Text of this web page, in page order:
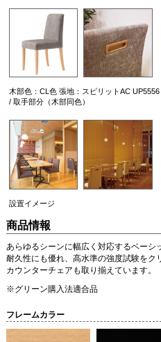
木部色：CL色 張地：スピリットAC UP5556
/ 取手部分（木部同色）
設置イメージ
商品情報
あらゆるシーンに幅広く対応するベーシ
耐久性にも優れ、高水準の強度試験をク
カウンターチェアも取り揃えています。
※グリーン購入法適合品
フレームカラー